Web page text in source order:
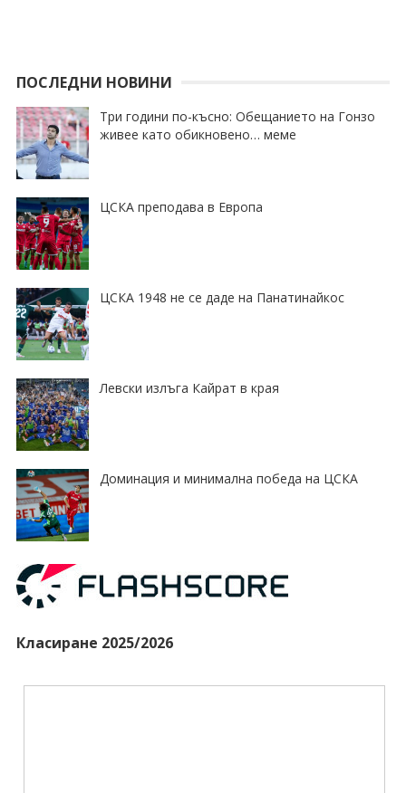
ПОСЛЕДНИ НОВИНИ
Три години по-късно: Обещанието на Гонзо
живее като обикновено… меме
ЦСКА преподава в Европа
ЦСКА 1948 не се даде на Панатинайкос
Левски излъга Кайрат в края
Доминация и минимална победа на ЦСКА
Класиране 2025/2026